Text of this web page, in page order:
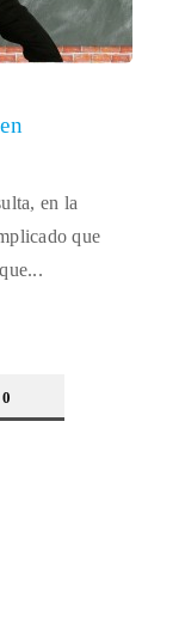
en la
que
0